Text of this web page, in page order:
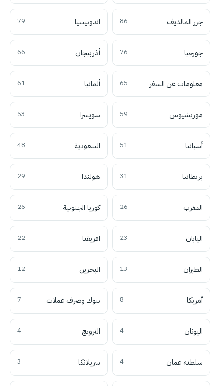
جزر المالديف 86 اندونيسيا 79
جورجيا 76 أذربيجان 66
معلومات عن السفر 65 ألمانيا 61
موريشيوس 59 سويسرا 53
أسبانيا 51 السعودية 48
بريطانيا 31 هولندا 29
المغرب 26 كوريا الجنوبية 26
اليابان 23 افريقيا 22
الطيران 13 البحرين 12
أمريكا 8 بنوك وصرف عملات 7
اليونان 4 النرويج 4
سلطنة عمان 4 سريلانكا 3